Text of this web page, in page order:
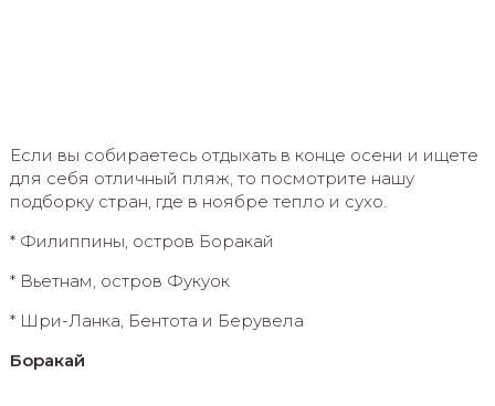
Если вы собираетесь отдыхать в конце осени и ищете
для себя отличный пляж, то посмотрите нашу
подборку стран, где в ноябре тепло и сухо.
* Филиппины, остров Боракай
* Вьетнам, остров Фукуок
* Шри-Ланка, Бентота и Берувела
Боракай